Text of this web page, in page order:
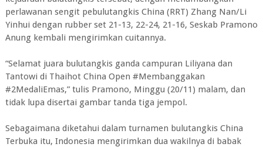
perlawanan sengit pebulutangkis China (RRT) Zhang Nan/Li
Yinhui dengan rubber set 21-13, 22-24, 21-16, Seskab Pramono
Anung kembali mengirimkan cuitannya.
“Selamat juara bulutangkis ganda campuran Liliyana dan
Tantowi di Thaihot China Open #Membanggakan
#2MedaliEmas,” tulis Pramono, Minggu (20/11) malam, dan
tidak lupa disertai gambar tanda tiga jempol.
Sebagaimana diketahui dalam turnamen bulutangkis China
Terbuka itu, Indonesia mengirimkan dua wakilnya di babak